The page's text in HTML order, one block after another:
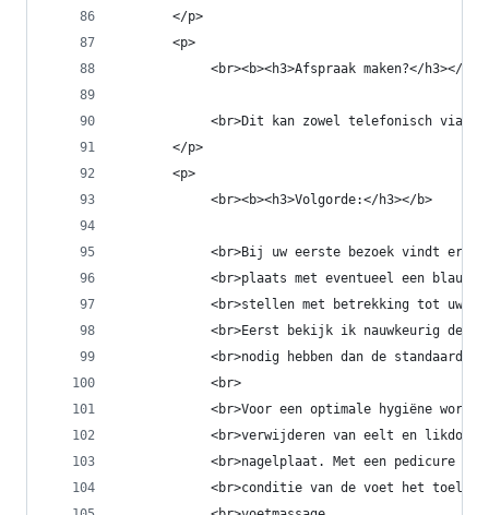
       </p>
       <p>
            <br><b><h3>Afspraak maken?</h3></b>
<br>Dit kan zowel telefonisch via
       </p>
       <p>
            <br><b><h3>Volgorde:</h3></b>
<br>Bij uw eerste bezoek vindt er
<br>plaats met eventueel een
<br>stellen met betrekking tot uw
<br>Eerst bekijk ik nauwkeurig de
<br>nodig hebben dan de standaard
            <br>
<br>Voor een optimale hygiëne
<br>verwijderen van eelt en
<br>nagelplaat. Met een pedicure
<br>conditie van de voet het